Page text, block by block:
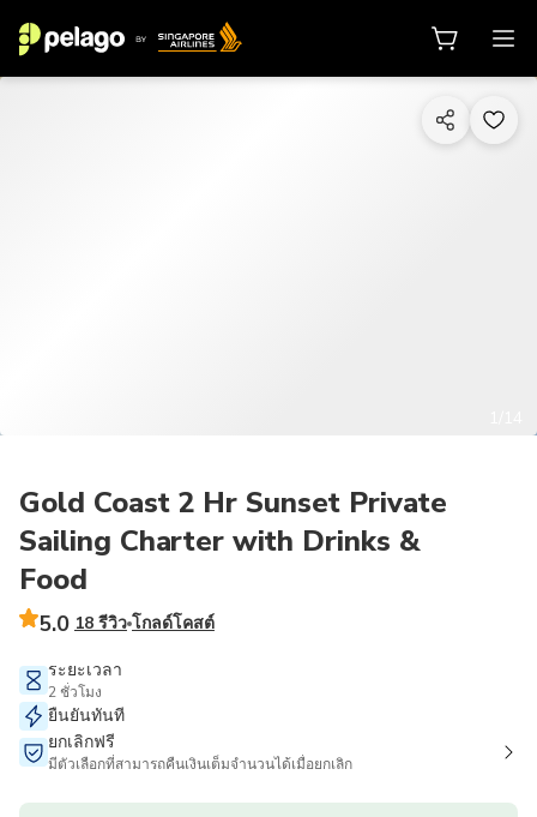
Gold Coast 2 Hr Sunset Private
Sailing Charter with Drinks &
Food
5.0 18 รีวิว โกลด์โคสต์
ระยะเวลา
2 ชั่วโมง
ยืนยันทันที
ยกเลิกฟรี
มีตัวเลือกที่สามารถคืนเงินเต็มจำนวนได้เมื่อยกเลิก